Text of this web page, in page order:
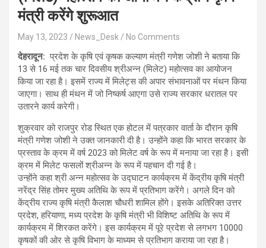
मंत्री करेंगे शुरूआत
May 13, 2023 News_Desk No Comments
देहरादून:प्रदेश के कृषि एवं कृषक कल्याण मंत्री गणेश जोशी ने बताया कि
13 से 16 मई तक चार दिवसीय श्रीअन्न (मिलेट) महोत्सव का आयोजन
किया जा रहा है। इसमें राज्य में मिलेट्स की अपार संभावनाओं पर मंथन किया
जाएगा। साथ ही मंथन में जो निष्कर्ष आएगा उसे राज्य सरकार धरातल पर
उतारने कार्य करेगी।
शुक्रवार को राजपुर रोड स्थित एक होटल में पत्रकार वार्ता के दौरान कृषि
मंत्री गणेश जोशी ने उक्त जानकारी दी है। उन्होंने कहा कि भारत सरकार के
प्रस्ताव के क्रम में वर्ष 2023 को मिलेट वर्ष के रूप में मनाया जा रहा है। इसी
क्रम में मिलेट फसलों श्रीअन्न के रूप में पहचान दी गई है।
उन्होंने कहा श्री अन्न महोत्सव के उद्घाटन कार्यक्रम में केंद्रीय कृषि मंत्री
नरेंद्र सिंह तोमर मुख्य अतिथि के रूप में प्रतिभाग करेंगे। अगले दिन को
केंद्रीय राज्य कृषि मंत्री कैलाश चौधरी शामिल होंगे। इसके अतिरिक्त उत्तर
प्रदेश, हरियाणा, मध्य प्रदेश के कृषि मंत्री भी विशिष्ट अतिथि के रूप में
कार्यक्रम में शिरकत करेंगे। इस कार्यक्रम में पूरे प्रदेश से लगभग 10000
कृषकों की ओर से कृषि विभाग के माध्यम से प्रतिभाग कराया जा रहा है।